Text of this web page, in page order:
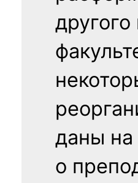
даны
о